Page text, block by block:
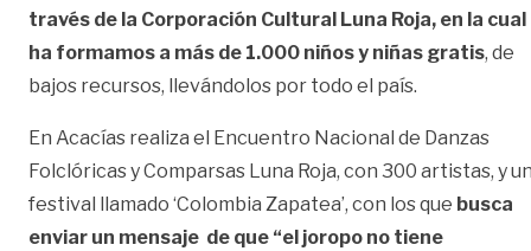
través de la Corporación Cultural Luna Roja, en la cual
ha formamos a más de 1.000 niños y niñas gratis, de
bajos recursos, llevándolos por todo el país.
En Acacías realiza el Encuentro Nacional de Danzas
Folclóricas y Comparsas Luna Roja, con 300 artistas, y
festival llamado ‘Colombia Zapatea’, con los que busca
enviar un mensaje de que “el joropo no tiene